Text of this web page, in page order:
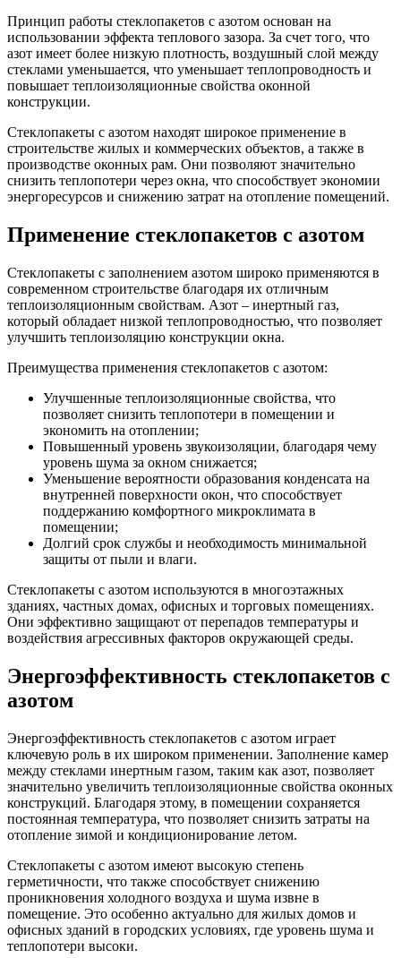
Принцип работы стеклопакетов с азотом основан на
использовании эффекта теплового зазора. За счет того, что
азот имеет более низкую плотность, воздушный слой между
стеклами уменьшается, что уменьшает теплопроводность и
повышает теплоизоляционные свойства оконной
конструкции.
Стеклопакеты с азотом находят широкое применение в
строительстве жилых и коммерческих объектов, а также в
производстве оконных рам. Они позволяют значительно
снизить теплопотери через окна, что способствует экономии
энергоресурсов и снижению затрат на отопление помещений.
Применение стеклопакетов с азотом
Стеклопакеты с заполнением азотом широко применяются в
современном строительстве благодаря их отличным
теплоизоляционным свойствам. Азот – инертный газ,
который обладает низкой теплопроводностью, что позволяет
улучшить теплоизоляцию конструкции окна.
Преимущества применения стеклопакетов с азотом:
Улучшенные теплоизоляционные свойства, что
позволяет снизить теплопотери в помещении и
экономить на отоплении;
Повышенный уровень звукоизоляции, благодаря чему
уровень шума за окном снижается;
Уменьшение вероятности образования конденсата на
внутренней поверхности окон, что способствует
поддержанию комфортного микроклимата в
помещении;
Долгий срок службы и необходимость минимальной
защиты от пыли и влаги.
Стеклопакеты с азотом используются в многоэтажных
зданиях, частных домах, офисных и торговых помещениях.
Они эффективно защищают от перепадов температуры и
воздействия агрессивных факторов окружающей среды.
Энергоэффективность стеклопакетов с
азотом
Энергоэффективность стеклопакетов с азотом играет
ключевую роль в их широком применении. Заполнение камер
между стеклами инертным газом, таким как азот, позволяет
значительно увеличить теплоизоляционные свойства оконных
конструкций. Благодаря этому, в помещении сохраняется
постоянная температура, что позволяет снизить затраты на
отопление зимой и кондиционирование летом.
Стеклопакеты с азотом имеют высокую степень
герметичности, что также способствует снижению
проникновения холодного воздуха и шума извне в
помещение. Это особенно актуально для жилых домов и
офисных зданий в городских условиях, где уровень шума и
теплопотери высоки.